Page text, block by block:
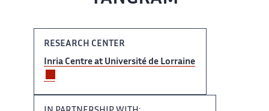
RESEARCH CENTER
Inria Centre ​​ at Université de Lorraine​​​‌